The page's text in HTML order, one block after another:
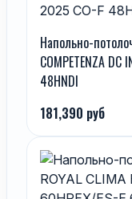
Напольно-
COMPETENZA
48HNDI
181,390 руб